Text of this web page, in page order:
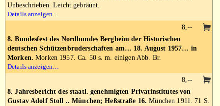
Unbeschrieben. Leicht gebräunt.
Details anzeigen…
8. Bundesfest des Nordbundes Bergheim der Historischen
deutschen Schützenbruderschaften am… 18. August 1957… in
Morken. Morken 1957. Ca. 50 s. m. einigen Abb. Br.
Details anzeigen…
8,--
8. Jahresbericht des staatl. genehmigten Privatinstitutes von
Gustav Adolf Stoll .. München; Heßstraße 16. München 1911. 71 S.
8,--